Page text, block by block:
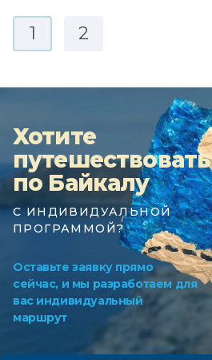
1 2
Хотите
путешествовать
по Байкалу
С ИНДИВИДУАЛЬНОЙ
ПРОГРАММОЙ?
Оставьте заявку прямо
сейчас, и мы разработаем для
вас индивидуальный
маршрут